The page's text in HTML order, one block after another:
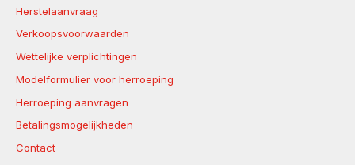
Herstelaanvraag
Verkoopsvoorwaarden
Wettelijke verplichtingen
Modelformulier voor herroeping
Herroeping aanvragen
Betalingsmogelijkheden
Contact